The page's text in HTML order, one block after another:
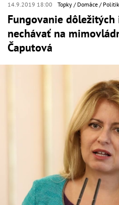
14.9.2019 18:00 Topky Domáce
Fungovanie
nechávať na
Čaputová